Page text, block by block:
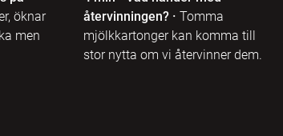
öknar
men
återvinningen?· Tomma
mjölkkartonger kan komma till
stor nytta om vi återvinner dem.